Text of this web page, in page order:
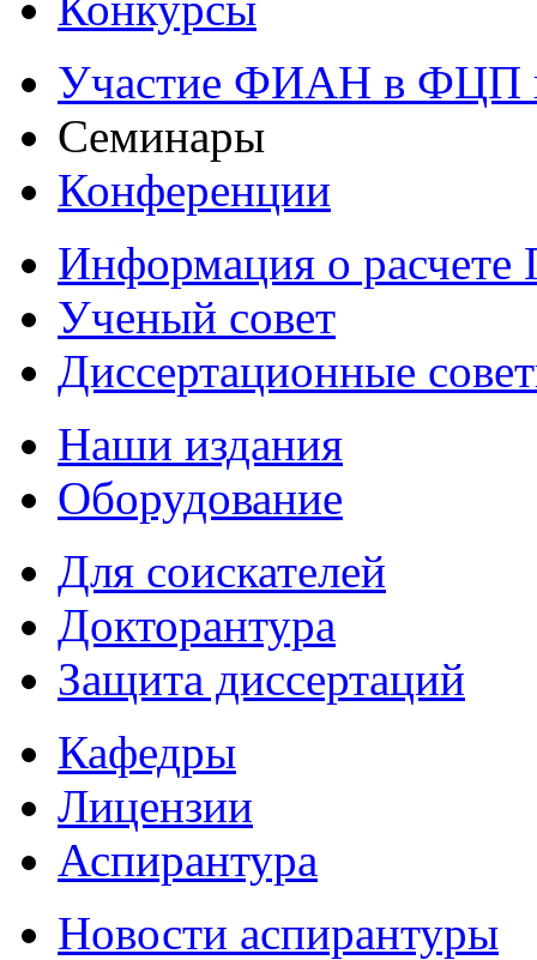
Участие ФИАН в ФЦП
Семинары
Конференции
Информация о
Ученый совет
Диссертационные
Наши издания
Оборудование
Для соискателей
Докторантура
Защита диссертаций
Кафедры
Лицензии
Аспирантура
Новости аспирантуры